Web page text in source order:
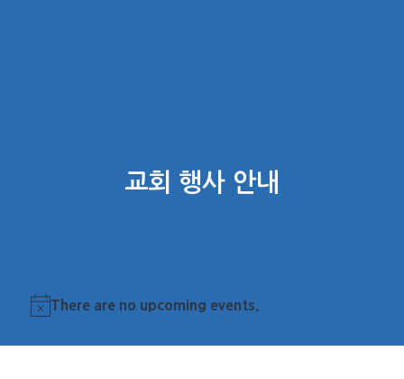
교회 행사 안내
Notice
There are no upcoming events.